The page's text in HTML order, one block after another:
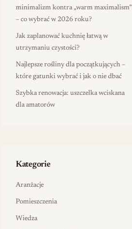
minimalizm kontra „warm maximalism”
– co wybrać w 2026 roku?
Jak zaplanować kuchnię łatwą w
utrzymaniu czystości?
Najlepsze rośliny dla początkujących –
które gatunki wybrać i jak o nie dbać
Szybka renowacja: uszczelka wciskana
dla amatorów
Kategorie
Aranżacje
Pomieszczenia
Wiedza